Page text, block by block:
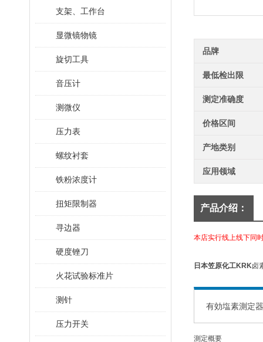
支架、工作台
显微镜物镜
旋切工具
音压计
测微仪
压力表
螺纹衬套
铁粉浓度计
扭矩限制器
寻边器
硬度锉刀
火花试验标准片
测针
压力开关
品牌
最低检出限
测定准确度
价格区间
产地类别
应用领域
产品介绍：
本店实行线上线下同
日本笠原化工KRK卤
有効塩素測定
測定概要